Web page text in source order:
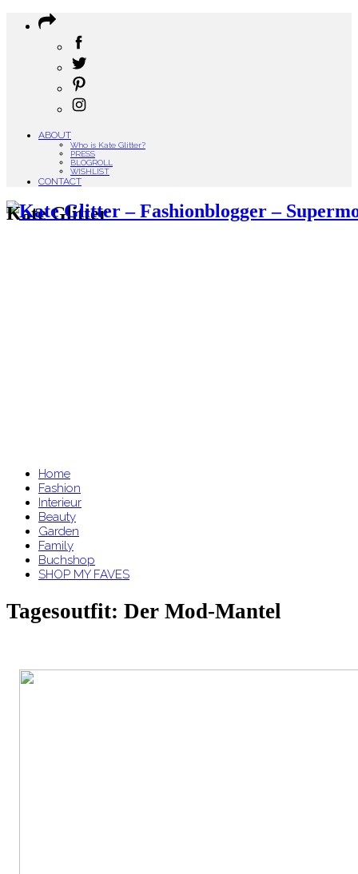
ABOUT
Who is Kate Glitter?
PRESS
BLOGROLL
WISHLIST
CONTACT
Kate Glitter
Home
Fashion
Interieur
Beauty
Garden
Family
Buchshop
SHOP MY FAVES
Tagesoutfit: Der Mod-Mantel